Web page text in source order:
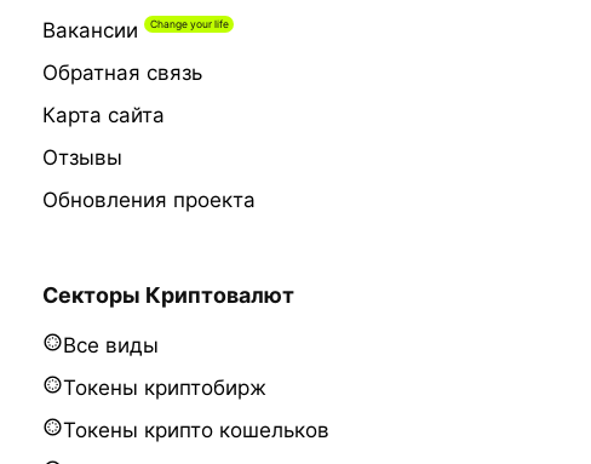
Вакансии
Обратная связь
Карта сайта
Отзывы
Обновления проекта
Секторы Криптовалют
Все виды
Токены криптобирж
Токены крипто кошельков